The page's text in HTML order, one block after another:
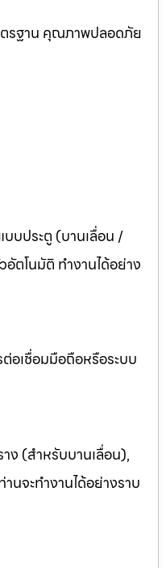
ตรฐาน คุณภาพปลอดภัย
บบประตู (บานเลื่อน /
ตโนมัติ ทำงานได้อย่าง
อเชื่อมมือถือหรือระบบ
ง (สำหรับบานเลื่อน),
นจะทำงานได้อย่างราบ